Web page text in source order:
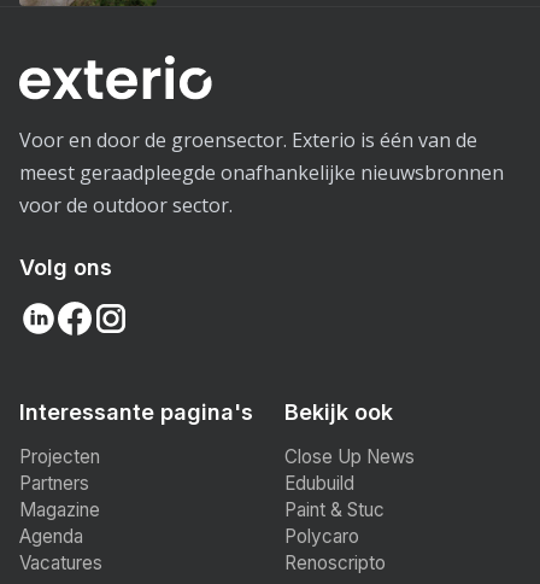
Voor en door de groensector. Exterio is één van de
meest geraadpleegde onafhankelijke nieuwsbronnen
voor de outdoor sector.
Volg ons
Interessante pagina's
Projecten
Partners
Magazine
Agenda
Vacatures
Bekijk ook
Close Up News
Edubuild
Paint & Stuc
Polycaro
Renoscripto